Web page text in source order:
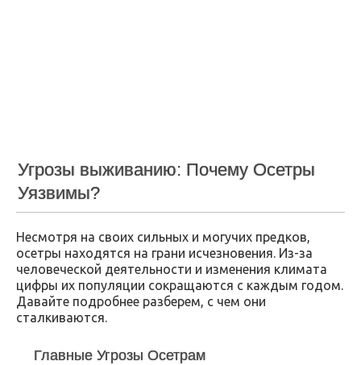
Угрозы выживанию: Почему Осетры
Уязвимы?
Несмотря на своих сильных и могучих предков,
осетры находятся на грани исчезновения. Из-за
человеческой деятельности и изменения климата
цифры их популяции сокращаются с каждым годом.
Давайте подробнее разберем, с чем они
сталкиваются.
Главные Угрозы Осетрам